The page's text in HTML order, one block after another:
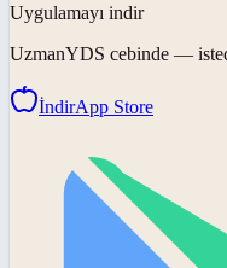
Uygulamayı indir
UzmanYDS cebinde —
İndirApp Store